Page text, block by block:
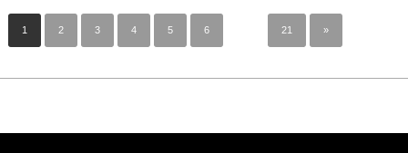
1 2 3 4 5 6 21 »